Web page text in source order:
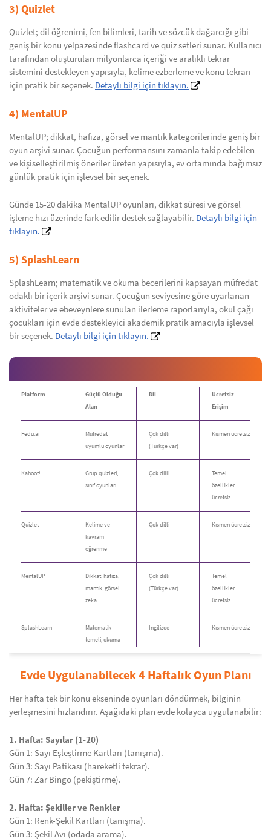
3) Quizlet
Quizlet; dil öğrenimi, fen bilimleri, tarih ve sözcük dağarcığı gibi
geniş bir konu yelpazesinde flashcard ve quiz setleri sunar. Kullanıcı
tarafından oluşturulan milyonlarca içeriği ve aralıklı tekrar
sistemini destekleyen yapısıyla, kelime ezberleme ve konu tekrarı
için pratik bir seçenek. Detaylı bilgi için tıklayın.
4) MentalUP
MentalUP; dikkat, hafıza, görsel ve mantık kategorilerinde geniş bir
oyun arşivi sunar. Çocuğun performansını zamanla takip edebilen
ve kişiselleştirilmiş öneriler üreten yapısıyla, ev ortamında bağımsız
günlük pratik için işlevsel bir seçenek.
Günde 15-20 dakika MentalUP oyunları, dikkat süresi ve görsel
işleme hızı üzerinde fark edilir destek sağlayabilir. Detaylı bilgi için
tıklayın.
5) SplashLearn
SplashLearn; matematik ve okuma becerilerini kapsayan müfredat
odaklı bir içerik arşivi sunar. Çocuğun seviyesine göre uyarlanan
aktiviteler ve ebeveynlere sunulan ilerleme raporlarıyla, okul çağı
çocukları için evde destekleyici akademik pratik amacıyla işlevsel
bir seçenek. Detaylı bilgi için tıklayın.
Platform
Güçlü Olduğu
Alan
Dil
Ücretsiz
Erişim
Fedu.ai
Müfredat
uyumlu oyunlar
Çok dilli
(Türkçe var)
Kısmen ücretsiz
Kahoot!
Grup quizleri,
sınıf oyunları
Çok dilli
Temel
özellikler
ücretsiz
Quizlet
Kelime ve
kavram
öğrenme
Çok dilli Kısmen ücretsiz
MentalUP
Dikkat, hafıza,
mantık, görsel
zeka
Çok dilli
(Türkçe var)
Temel
özellikler
ücretsiz
SplashLearn
Matematik
temeli, okuma
İngilizce Kısmen ücretsiz
Evde Uygulanabilecek 4 Haftalık Oyun Planı
Her hafta tek bir konu ekseninde oyunları döndürmek, bilginin
yerleşmesini hızlandırır. Aşağıdaki plan evde kolayca uygulanabilir:
1. Hafta: Sayılar (1-20)
Gün 1: Sayı Eşleştirme Kartları (tanışma).
Gün 3: Sayı Patikası (hareketli tekrar).
Gün 7: Zar Bingo (pekiştirme).
2. Hafta: Şekiller ve Renkler
Gün 1: Renk-Şekil Kartları (tanışma).
Gün 3: Şekil Avı (odada arama).